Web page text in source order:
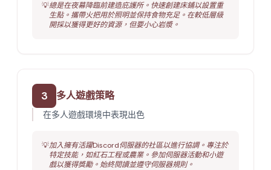
💡總是在夜幕降臨前建造庇護所。快速創建床鋪以設置重
生點。攜帶火把用於照明並保持食物充足。在較低層級
開採以獲得更好的資源，但要小心岩漿。
3 多人遊戲策略
在多人遊戲環境中表現出色
💡加入擁有活躍Discord伺服器的社區以進行協調。專注於
特定技能，如紅石工程或農業。參加伺服器活動和小遊
戲以獲得獎勵。始終閱讀並遵守伺服器規則。